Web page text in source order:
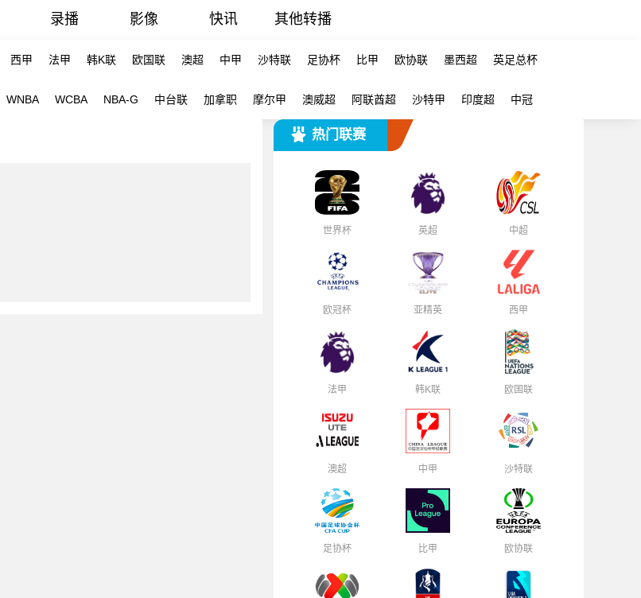
录播 影像 快讯 其他转播
西甲 法甲 韩K联 欧国联 澳超 中甲 沙特联 足协杯 比甲 欧协联 墨西超 英足总杯
WNBA WCBA NBA-G 中台联 加拿职 摩尔甲 澳威超 阿联酋超 沙特甲 印度超 中冠
热门联赛
世界杯 英超 中超
欧冠杯 亚精英 西甲
法甲 韩K联 欧国联
澳超 中甲 沙特联
足协杯 比甲 欧协联